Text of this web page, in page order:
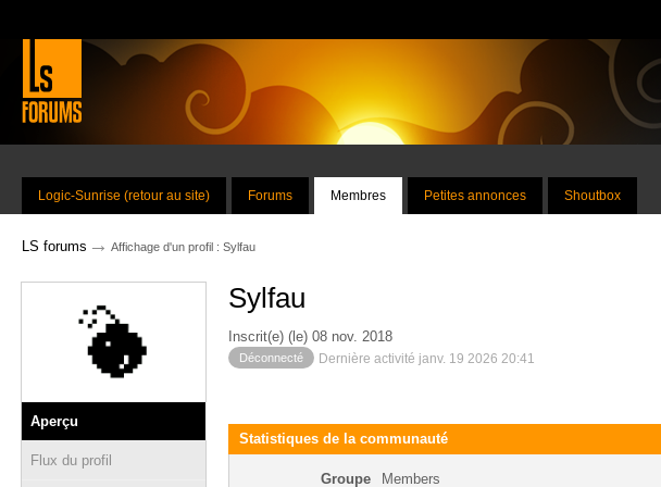
Logic-Sunrise (retour au site) Forums Membres Petites annonces Shoutbox
LS forums → Affichage d'un profil : Sylfau
Aperçu
Flux du profil
Sylfau
Inscrit(e) (le) 08 nov. 2018
Déconnecté Dernière activité janv. 19 2026 20:41
Statistiques de la communauté
Groupe Members